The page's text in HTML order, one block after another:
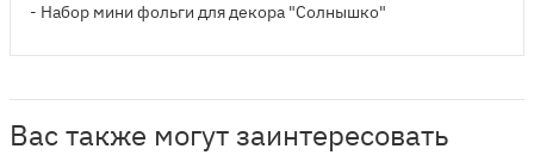
- Набор мини фольги для декора "Солнышко"
Вас также могут заинтересовать